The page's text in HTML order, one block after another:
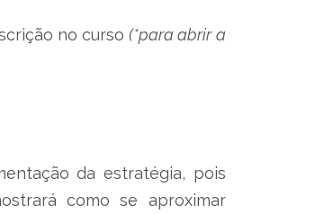
no curso(*para abrir a
da estratégia, pois
como se aproximar